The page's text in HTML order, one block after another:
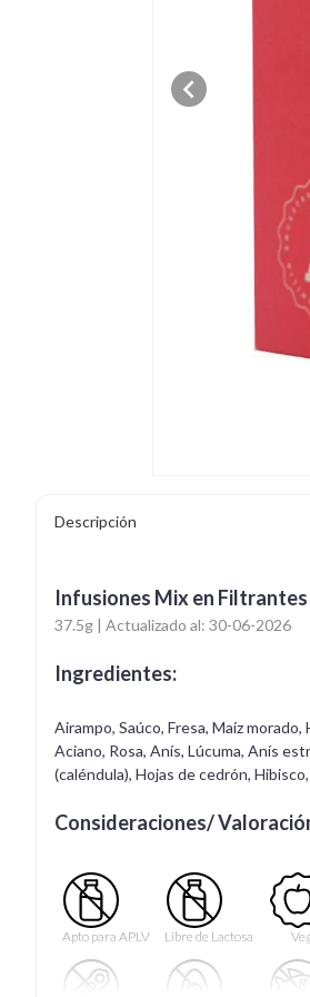
Descripción
Infusiones Mix en
37.5g | Actualizado al: 30-06-2026
Ingredientes:
Airampo, Saúco, Fresa, Maíz
Aciano, Rosa, Anís, Lúcuma, Anís
(caléndula), Hojas de cedrón,
Consideraciones/
Apto para APLV Libre de Lactosa